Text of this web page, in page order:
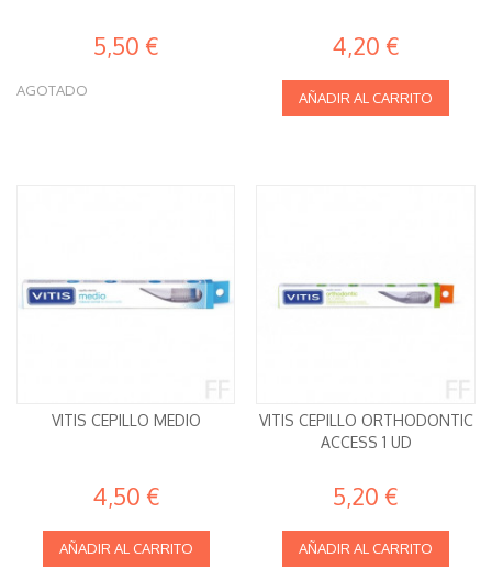
5,50 €
AGOTADO
4,20 €
AÑADIR AL CARRITO
VITIS CEPILLO MEDIO
4,50 €
AÑADIR AL CARRITO
VITIS CEPILLO ORTHODONTIC
ACCESS 1 UD
5,20 €
AÑADIR AL CARRITO